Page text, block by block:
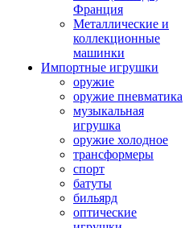
Франция
Металлические и
коллекционные
машинки
Импортные игрушки
оружие
оружие пневматика
музыкальная
игрушка
оружие холодное
трансформеры
спорт
батуты
бильярд
оптические